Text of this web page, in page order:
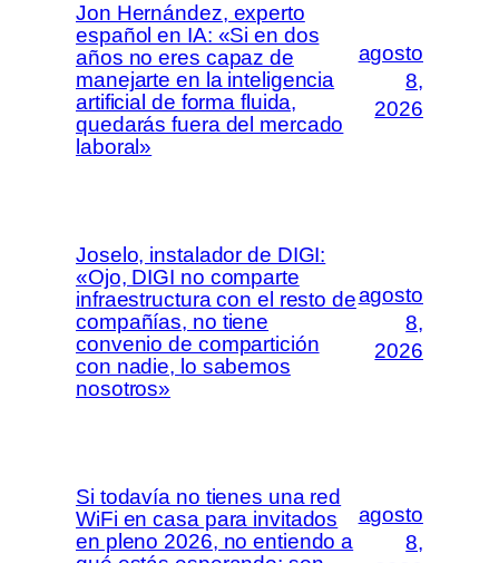
Jon Hernández, experto
español en IA: «Si en dos
años no eres capaz de
manejarte en la inteligencia
artificial de forma fluida,
quedarás fuera del mercado
laboral»
agosto
8,
2026
Joselo, instalador de DIGI:
«Ojo, DIGI no comparte
infraestructura con el resto de
compañías, no tiene
convenio de compartición
con nadie, lo sabemos
nosotros»
agosto
8,
2026
Si todavía no tienes una red
WiFi en casa para invitados
en pleno 2026, no entiendo a
agosto
8,